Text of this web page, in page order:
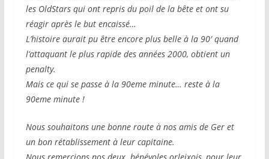
les OldStars qui ont repris du poil de la bête et ont su
réagir après le but encaissé…
L’histoire aurait pu être encore plus belle à la 90′ quand
l’attaquant le plus rapide des années 2000, obtient un
penalty.
Mais ce qui se passe à la 90eme minute… reste à la
90eme minute !
Nous souhaitons une bonne route à nos amis de Ger et
un bon rétablissement à leur capitaine.